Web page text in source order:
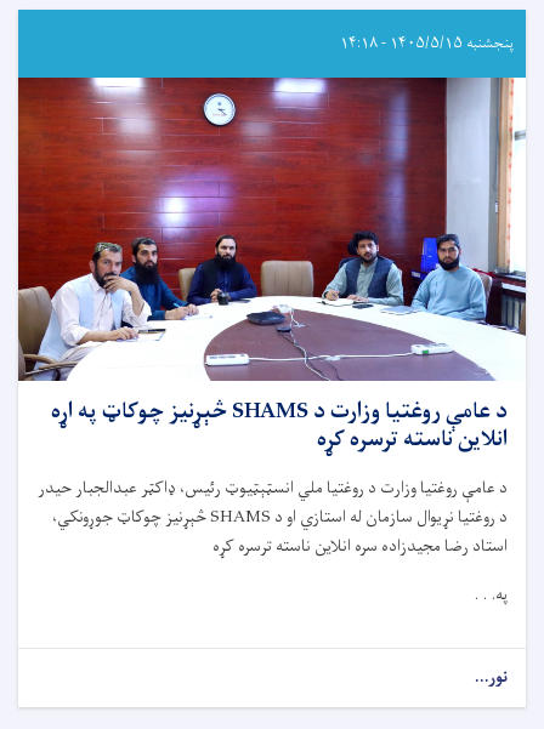
روغتیا
وزارت
AYSO
مؤسسې
لنډ
قدۍ
او
خوارځواکۍ
د
کمولو
په
موخه
هوکړه
لاسلیک
کړ
پنجشنبه ۱۴۰۵/۵/۱۵ - ۱۴:۱۸
د عامې روغتیا وزارت د SHAMS څېړنیز چوکاټ په اړه
انلاین ناسته ترسره کړه
د عامې روغتيا وزارت د روغتيا ملي انسټېټیوټ رئيس، ډاکټر عبدالجبار حيدر
د روغتيا نړيوال سازمان له استازي او د SHAMSڅېړنيز چوکاټ جوړونکي،
استاد رضا مجيدزاده سره انلاين ناسته ترسره کړه
په. . .
نور...
د